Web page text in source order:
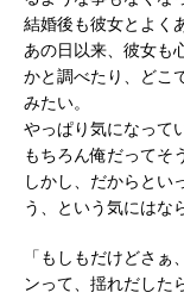
結婚後も彼女とよく
あの日以来、彼女も
かと調べたり、どこ
みたい。
やっぱり気になって
もちろん俺だってそ
しかし、だからとい
う、という気にはな
「もしもだけどさ
ンって、揺れだした